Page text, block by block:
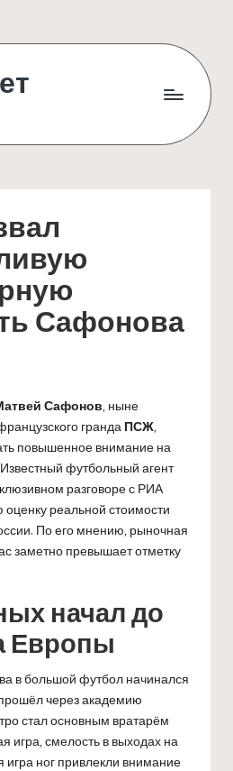
Сафонова
Сафонов, ныне
гранда ПСЖ,
повышенное внимание на
футбольный агент
разговоре с РИА
оценку реальной стоимости
По его мнению, рыночная
заметно превышает отметку
начал до
Европы
в большой футбол начинался
через академию
стал основным вратарём
игра, смелость в выходах на
игра ног привлекли внимание